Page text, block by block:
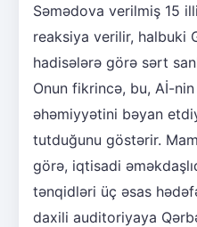
Səmədova verilmiş 15
reaksiya verilir, halbuki
hadisələrə görə sərt
Onun fikrincə, bu, Aİ-
əhəmiyyətini bəyan
tutduğunu göstərir.
görə, iqtisadi
tənqidləri üç əsas
daxili auditoriyaya Qərbə